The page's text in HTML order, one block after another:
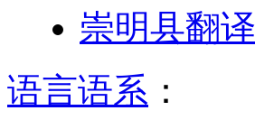
崇明县翻译
语言语系 ：